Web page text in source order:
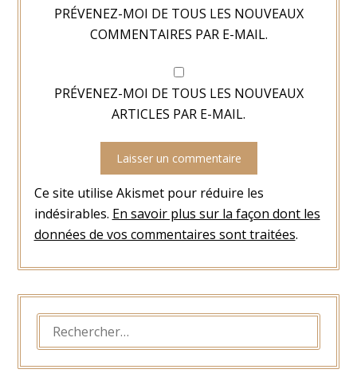
PRÉVENEZ-MOI DE TOUS LES NOUVEAUX
COMMENTAIRES PAR E-MAIL.
PRÉVENEZ-MOI DE TOUS LES NOUVEAUX
ARTICLES PAR E-MAIL.
Ce site utilise Akismet pour réduire les
indésirables. En savoir plus sur la façon dont les
données de vos commentaires sont traitées.